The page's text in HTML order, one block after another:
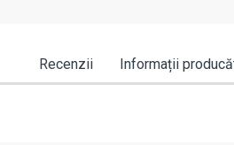
Recenzii Informații